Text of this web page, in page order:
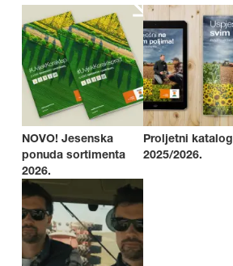
NOVO! Jesenska
ponuda sortimenta
2026.
Proljetni katalog
2025/2026.